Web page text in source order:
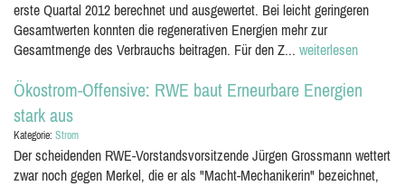
erste Quartal 2012 berechnet und ausgewertet. Bei leicht geringeren
Gesamtwerten konnten die regenerativen Energien mehr zur
Gesamtmenge des Verbrauchs beitragen. Für den Z... weiterlesen
Ökostrom-Offensive: RWE baut Erneurbare Energien
stark aus
Kategorie: Strom
Der scheidenden RWE-Vorstandsvorsitzende Jürgen Grossmann wettert
zwar noch gegen Merkel, die er als "Macht-Mechanikerin" bezeichnet,